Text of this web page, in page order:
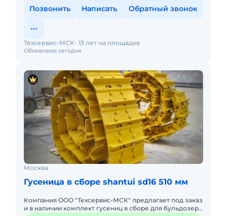
Позвонить Написать Обратный звонок
Обновлено сегодня
Техсервис-МСК 13 лет на площадке
Москва
Гусеница в сборе shantui sd16 510 мм
Компания ООО "Техсервис-МСК" предлагает под заказ
и в наличии комплект гусениц в сборе для бульдозера